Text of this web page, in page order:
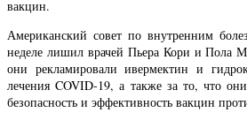
вакцин.
Американский совет по внутренним
неделе лишил врачей Пьера Кори и Пола
они рекламировали ивермектин и
лечения COVID-19, а также за то, что
безопасность и эффективность вакцин